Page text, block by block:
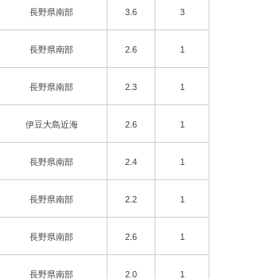
長野県南部 3.6 3
長野県南部 2.6 1
長野県南部 2.3 1
伊豆大島近海 2.6 1
長野県南部 2.4 1
長野県南部 2.2 1
長野県南部 2.6 1
長野県南部 2.0 1